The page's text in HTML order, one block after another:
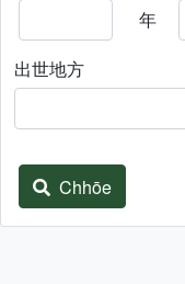
年
出世地方
Chhōe